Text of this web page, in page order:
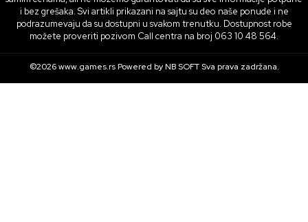
i bez grešaka. Svi artikli prikazani na sajtu su deo naše ponude i ne
podrazumevaju da su dostupni u svakom trenutku. Dostupnost robe
možete proveriti pozivom Call centra na broj 063 10 48 564.
©2026www.games.rs Powered byNB SOFTSva prava zadržana.